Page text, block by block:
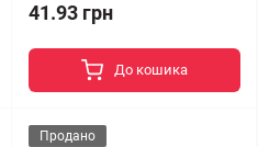
41.93 грн
До кошика
Продано